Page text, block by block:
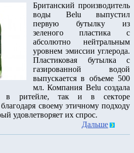
Британский производитель
воды Belu выпустил
первую бутылку из
зеленого пластика с
абсолютно нейтральным
уровнем эмиссии углерода.
Пластиковая бутылка с
газированной водой
выпускается в объеме 500
мл. Компания Belu создала
в ритейле, так и в секторе
своему этичному подходу
удовлетворяет их спрос.
Дальше